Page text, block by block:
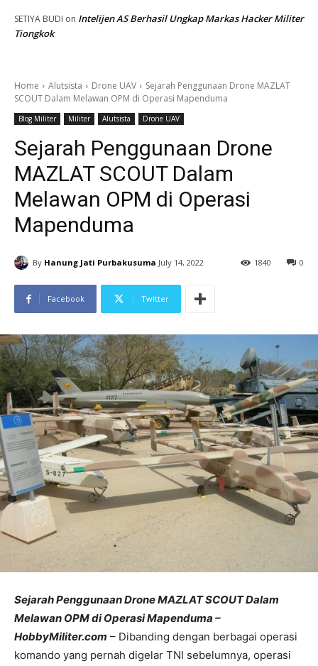
SETIYA BUDI on Intelijen AS Berhasil Ungkap Markas Hacker Militer
Tiongkok